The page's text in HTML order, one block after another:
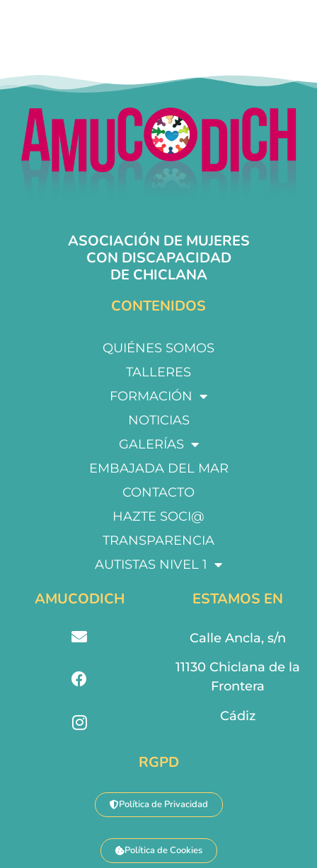
ASOCIACIÓN DE MUJERES
CON DISCAPACIDAD
DE CHICLANA
CONTENIDOS
QUIÉNES SOMOS
TALLERES
FORMACIÓN
NOTICIAS
GALERÍAS
EMBAJADA DEL MAR
CONTACTO
HAZTE SOCI@
TRANSPARENCIA
AUTISTAS NIVEL 1
AMUCODICH ESTAMOS EN
Calle Ancla, s/n
11130 Chiclana de la
Frontera
Cádiz
RGPD
Política de Privacidad
Política de Cookies